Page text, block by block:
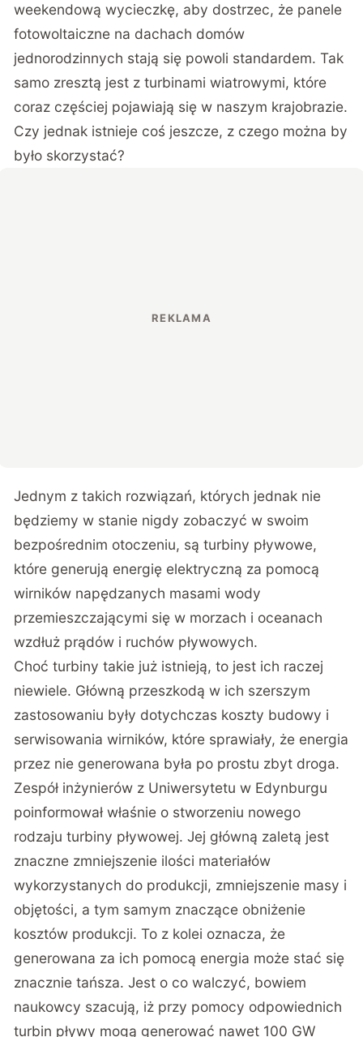
weekendową wycieczkę, aby dostrzec, że panele
fotowoltaiczne na dachach domów
jednorodzinnych stają się powoli standardem. Tak
samo zresztą jest z turbinami wiatrowymi, które
coraz częściej pojawiają się w naszym krajobrazie.
Czy jednak istnieje coś jeszcze, z czego można by
było skorzystać?
Jednym z takich rozwiązań, których jednak nie
będziemy w stanie nigdy zobaczyć w swoim
bezpośrednim otoczeniu, są turbiny pływowe,
które generują energię elektryczną za pomocą
wirników napędzanych masami wody
przemieszczającymi się w morzach i oceanach
wzdłuż prądów i ruchów pływowych.
Choć turbiny takie już istnieją, to jest ich raczej
niewiele. Główną przeszkodą w ich szerszym
zastosowaniu były dotychczas koszty budowy i
serwisowania wirników, które sprawiały, że energia
przez nie generowana była po prostu zbyt droga.
Zespół inżynierów z Uniwersytetu w Edynburgu
poinformował właśnie o stworzeniu nowego
rodzaju turbiny pływowej. Jej główną zaletą jest
znaczne zmniejszenie ilości materiałów
wykorzystanych do produkcji, zmniejszenie masy i
objętości, a tym samym znaczące obniżenie
kosztów produkcji. To z kolei oznacza, że
generowana za ich pomocą energia może stać się
znacznie tańsza. Jest o co walczyć, bowiem
naukowcy szacują, iż przy pomocy odpowiednich
turbin pływy mogą generować nawet 100 GW